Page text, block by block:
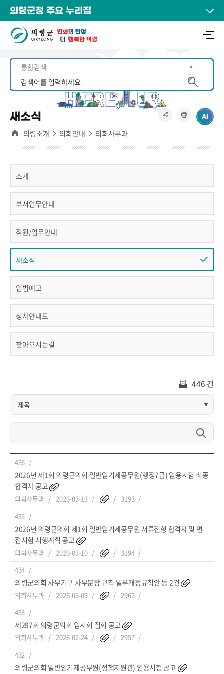
의령군청 주요 누리집
새소식
의령소개 의회안내 의회사무과
소개
부서업무안내
직원/업무안내
새소식
입법예고
청사안내도
찾아오시는길
446 건
436
2026년 제1회 의령군의회 일반임기제공무원(행정7급) 임용시험 최종
합격자 공고
의회사무과 2026-03-13
3193
435
2026년 의령군의회 제1회 일반임기제공무원 서류전형 합격자 및 면
접시험 시행계획 공고
의회사무과 2026-03-10
3194
434
의령군의회 사무기구 사무분장 규칙 일부개정규칙안 등 2건
의회사무과 2026-03-09
2962
433
제297회 의령군의회 임시회 집회 공고
의회사무과 2026-02-24
2957
432
의령군의회 일반임기제공무원(정책지원관) 임용시험 공고